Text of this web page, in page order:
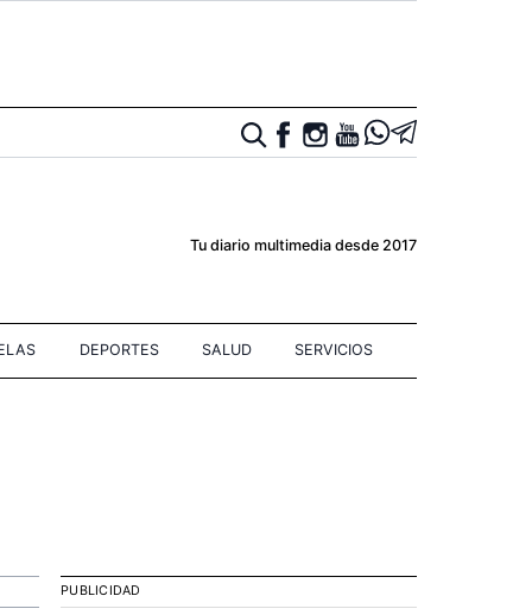
Tu diario multimedia desde 2017
DEPORTES SALUD SERVICIOS
PUBLICIDAD